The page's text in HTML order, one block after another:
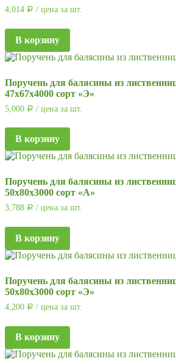
4,014 Р / цена за шт.
В корзину
Поручень для балясины из
47х67х4000 сорт «Э»
5,000 Р / цена за шт.
В корзину
Поручень для балясины из
50х80х3000 сорт «А»
3,788 Р / цена за шт.
В корзину
Поручень для балясины из
50х80х3000 сорт «Э»
4,200 Р / цена за шт.
В корзину